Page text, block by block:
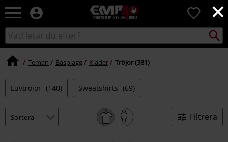
×
EMP
-
Musik,
TV
&
-
Alternativt
0
Sök
i
Sök
Teman Basplagg Kläder Tröjor (381)
Luvtröjor (140) Sweatshirts (69)
Filtrera